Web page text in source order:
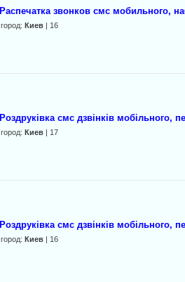
Распечатка звонков смс мобильного,
город: Киев| 16
Роздруківка смс дзвінків мобільного,
город: Киев| 17
Роздруківка смс дзвінків мобільного,
город: Киев| 16